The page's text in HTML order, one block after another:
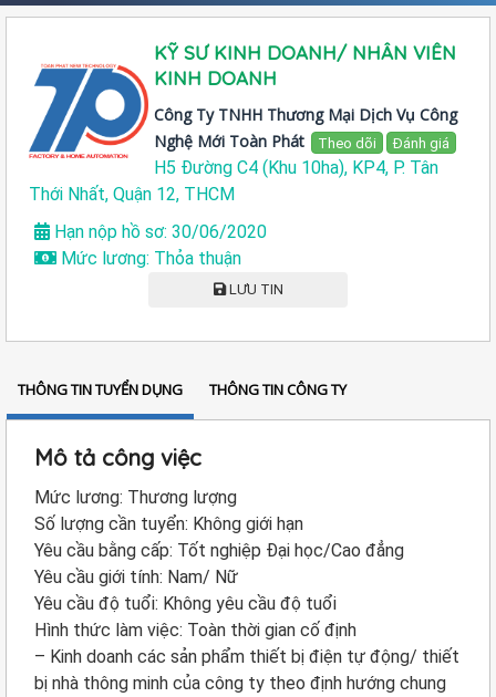
KỸ SƯ KINH DOANH/ NHÂN VIÊN
KINH DOANH
Công Ty TNHH Thương Mại Dịch Vụ Công
Nghệ Mới Toàn Phát
Theo dõi Đánh giá
H5 Đường C4 (Khu 10ha), KP4, P. Tân
Thới Nhất, Quận 12, THCM
Hạn nộp hồ sơ: 30/06/2020
Mức lương: Thỏa thuận
LƯU TIN
THÔNG TIN TUYỂN DỤNG THÔNG TIN CÔNG TY
Mô tả công việc
Mức lương: Thương lượng
Số lượng cần tuyển: Không giới hạn
Yêu cầu bằng cấp: Tốt nghiệp Đại học/Cao đẳng
Yêu cầu giới tính: Nam/ Nữ
Yêu cầu độ tuổi: Không yêu cầu độ tuổi
Hình thức làm việc: Toàn thời gian cố định
– Kinh doanh các sản phẩm thiết bị điện tự động/ thiết
bị nhà thông minh của công ty theo định hướng chung